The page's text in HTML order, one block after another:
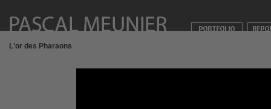
L'or des Pharaons